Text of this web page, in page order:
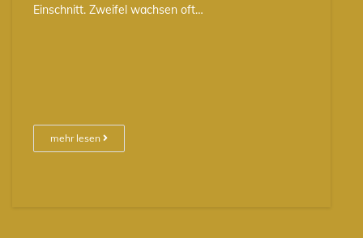
Einschnitt. Zweifel wachsen oft…
mehr lesen